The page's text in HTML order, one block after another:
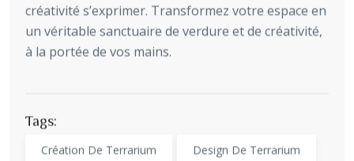
créativité s’exprimer. Transformez votre espace en
un véritable sanctuaire de verdure et de créativité,
à la portée de vos mains.
Tags:
Création De Terrarium Design De Terrarium